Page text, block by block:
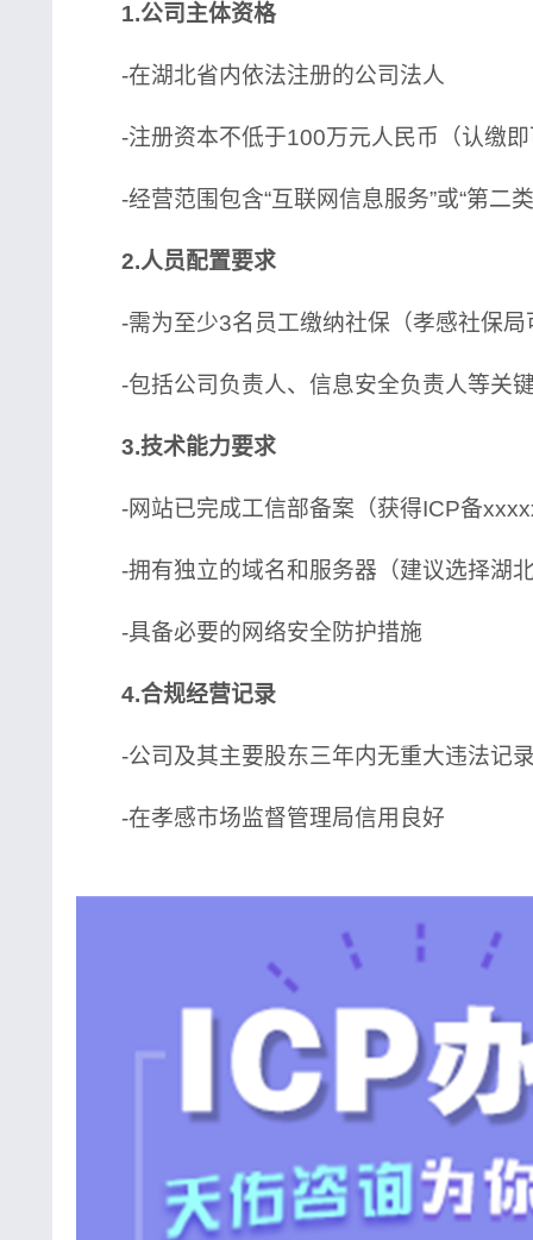
1.公司主体资格
-在湖北省内依法注册的公司法人
-注册资本不低于100万元人民币（认缴即
-经营范围包含“互联网信息服务”或“第二
2.人员配置要求
-需为至少3名员工缴纳社保（孝感社保局
-包括公司负责人、信息安全负责人等关
3.技术能力要求
-网站已完成工信部备案（获得ICP备
-拥有独立的域名和服务器（建议选择湖
-具备必要的网络安全防护措施
4.合规经营记录
-公司及其主要股东三年内无重大违法记
-在孝感市场监督管理局信用良好